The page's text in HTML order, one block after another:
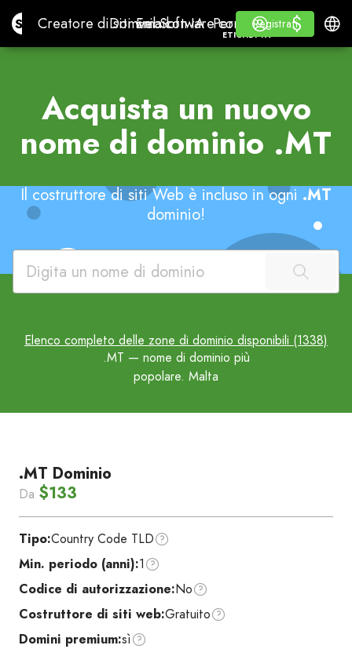
Site.proCreatore di siti web con IA
Creatore di siti web con IA
Domini
DominiEmail
EmailSoftware contabile
Software contabile
Per
Per Rivenditori
ETICHETTA BIANCA
Imparare
Imparare
Registrati
Registrati
Accedi $
$
Acquista un nuovo
nome di dominio .MT
Il costruttore di siti Web è incluso in ogni .MT
dominio!
Elenco completo delle zone di dominio disponibili (1338)
.MT — nome di dominio più
popolare. Malta
.MT Dominio
Da $133
Tipo:Country Code TLD
Min. periodo (anni):1
Codice di autorizzazione:No
Costruttore di siti web:Gratuito
Domini premium:sì